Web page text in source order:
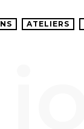
ATELIERS